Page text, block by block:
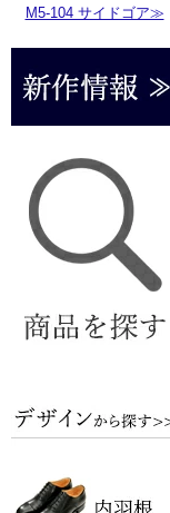
M5-104 サイドゴア≫